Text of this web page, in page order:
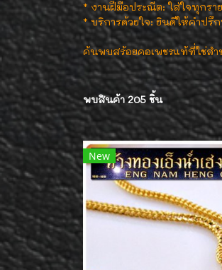
* งานฝีมือประณีต: ใส่ใจทุกรา
* บริการด้วยใจ: ยินดีให้คำป
ค้นพบสร้อยคอเพชรแท้ที่ใช่สำ
พบสินค้า 205 ชิ้น
New